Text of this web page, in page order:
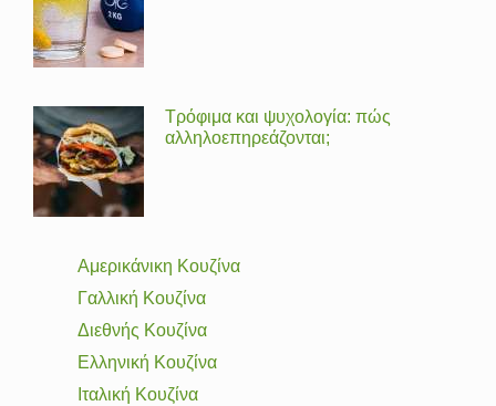
Τρόφιμα και ψυχολογία: πώς
αλληλοεπηρεάζονται;
Αμερικάνικη Κουζίνα
Γαλλική Κουζίνα
Διεθνής Κουζίνα
Ελληνική Κουζίνα
Ιταλική Κουζίνα